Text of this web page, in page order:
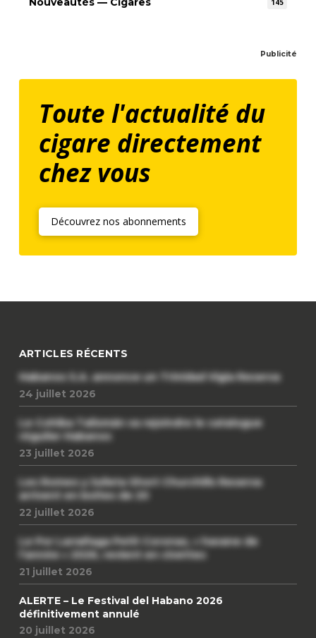
145
Publicité
Toute l'actualité du
cigare directement
chez vous
Découvrez nos abonnements
ARTICLES RÉCENTS
Habanos S.A. annonce un Trinidad Vigia Reserva
24 juillet 2026
Le Cohiba Talismán va rejoindre le catalogue
régulier Habanos
23 juillet 2026
Les Romeo y Julieta Short Churchills Reserva
arrivent en boîtes de 20
22 juillet 2026
Le Por Larrañaga Petit Coronas, « havane de
l’année » 2026, revient en civettes
21 juillet 2026
ALERTE – Le Festival del Habano 2026
définitivement annulé
20 juillet 2026